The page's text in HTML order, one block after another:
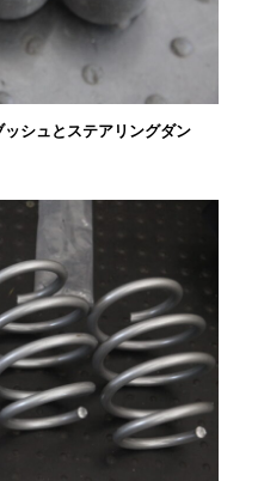
シュとステアリングダン